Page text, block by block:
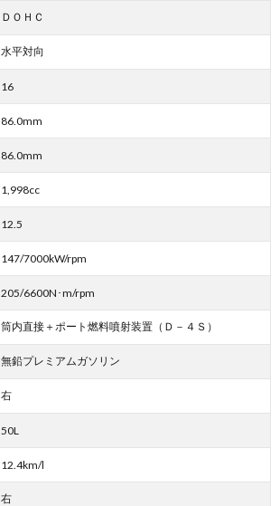
ＤＯＨＣ
水平対向
16
86.0mm
86.0mm
1,998cc
12.5
147/7000kW/rpm
205/6600N･m/rpm
筒内直接＋ポート燃料噴射装置（Ｄ－４Ｓ）
無鉛プレミアムガソリン
右
50L
12.4km/l
右